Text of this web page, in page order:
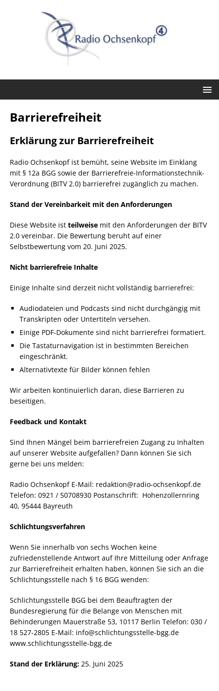
Barrierefreiheit
Erklärung zur Barrierefreiheit
Radio Ochsenkopf ist bemüht, seine Website im Einklang
mit § 12a BGG sowie der Barrierefreie-Informationstechnik-
Verordnung (BITV 2.0) barrierefrei zugänglich zu machen.
Stand der Vereinbarkeit mit den Anforderungen
Diese Website ist teilweise mit den Anforderungen der BITV
2.0 vereinbar. Die Bewertung beruht auf einer
Selbstbewertung vom 20. Juni 2025.
Nicht barrierefreie Inhalte
Einige Inhalte sind derzeit nicht vollständig barrierefrei:
Audiodateien und Podcasts sind nicht durchgängig mit
Transkripten oder Untertiteln versehen.
Einige PDF-Dokumente sind nicht barrierefrei formatiert.
Die Tastaturnavigation ist in bestimmten Bereichen
eingeschränkt.
Alternativtexte für Bilder können fehlen
Wir arbeiten kontinuierlich daran, diese Barrieren zu
beseitigen.
Feedback und Kontakt
Sind Ihnen Mängel beim barrierefreien Zugang zu Inhalten
auf unserer Website aufgefallen? Dann können Sie sich
gerne bei uns melden:
Radio Ochsenkopf E-Mail: redaktion@radio-ochsenkopf.de
Telefon: 0921 / 50708930 Postanschrift: Hohenzollernring
40, 95444 Bayreuth
Schlichtungsverfahren
Wenn Sie innerhalb von sechs Wochen keine
zufriedenstellende Antwort auf Ihre Mitteilung oder Anfrage
zur Barrierefreiheit erhalten haben, können Sie sich an die
Schlichtungsstelle nach § 16 BGG wenden:
Schlichtungsstelle BGG bei dem Beauftragten der
Bundesregierung für die Belange von Menschen mit
Behinderungen Mauerstraße 53, 10117 Berlin Telefon: 030 /
18 527-2805 E-Mail: info@schlichtungsstelle-bgg.de
www.schlichtungsstelle-bgg.de
Stand der Erklärung: 25. Juni 2025